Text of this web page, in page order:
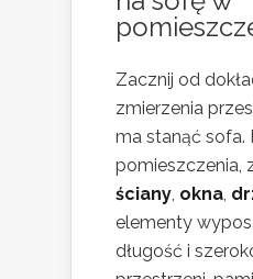
Zacznij od
zmierzenia
ma stanąć sofa.
pomieszczenia,
ściany, okna,
elementy
długość i